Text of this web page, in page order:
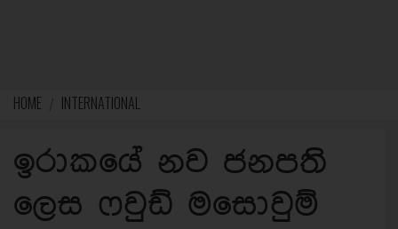
HOME INTERNATIONAL
ඉරාකයේ නව ජනපති
ලෙස ෆවුඩ් මසොවුම්